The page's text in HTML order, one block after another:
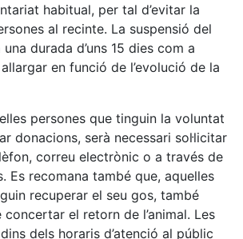
habitual, per tal d’evitar la
al recinte. La suspensió del
durada d’uns 15 dies com a
en funció de l’evolució de la
persones que tinguin la voluntat
donacions, serà necessari sol·licitar
correu electrònic o a través de
Es recomana també que, aquelles
recuperar el seu gos, també
el retorn de l’animal. Les
dels horaris d’atenció al públic